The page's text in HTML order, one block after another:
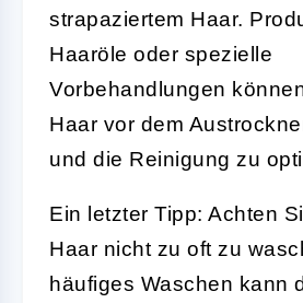
strapaziertem Haar.
Haaröle oder spezielle
Vorbehandlungen
Haar vor dem
und die Reinigung zu
Ein letzter Tipp: Achten
Haar nicht zu oft zu
häufiges Waschen kann